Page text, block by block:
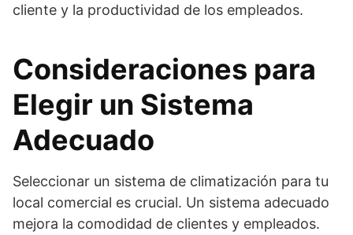
cliente y la productividad de los empleados.
Consideraciones para
Elegir un Sistema
Adecuado
Seleccionar un sistema de climatización para tu
local comercial es crucial. Un sistema adecuado
mejora la comodidad de clientes y empleados.